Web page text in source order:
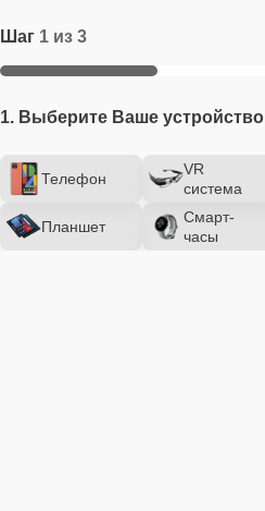
Шаг 1 из 3
1. Выберите Ваше устройство
Телефон
VR
система
Планшет
Смарт-
часы